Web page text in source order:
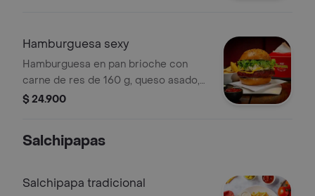
Hamburguesa sexy
Hamburguesa en pan brioche con
carne de res de 160 g, queso asado,
maduro frito, doble tocineta y salsas
$ 24.900
Salchipapas
Salchipapa tradicional